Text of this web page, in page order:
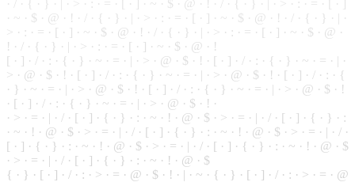
· / · { · } · | · > · : ·
· [ · ] · ~ · $ · @ · ! · / · { · } · | · > · : · = · [ · ]
· ~ · $ · @ · ! · / · { · } · | · > · : · = · [ · ] · ~ · $ · @ · ! · / · { · } · | ·
> · : · = · [ · ] · ~ · $ · @ · ! · / · { · } · | · > · : · = · [ · ] · ~ · $ · @ ·
! ·
· { · } · | · > · : · = · [ · ] · ~ · $ · @ · !
[ · ] · / · : · { · } · ~ · = · | · > · @ · $ · ! · [ · ] · / · : · { · } · ~ · = · | ·
> · @ · $ · ! · [ · ] · / · : · { · } · ~ · = · | · > · @ · $ · ! · [ · ] · / · : · {
· } · ~ · = · | · > · @ · $ · ! · [ · ] · / · : · { · } · ~ · = · | · > · @ · $ · !
· [ · ] · / · : · { · } · ~ · = · | · > · @ · $ · ! ·
· > · = · | · / · [ · ] · { · } · : · ~ · ! · @ · $ · > · = · | · / · [ · ] · { · } · :
· ~ · ! · @ · $ · > · = · | · / · [ · ] · { · } · : · ~ · ! · @ · $ · > · = · | · / ·
[ · ] · { · } · : · ~ · ! · @ · $ · > · = · | · / · [ · ] · { · } · : · ~ · ! · @ · $
· > · = · | · / · [ · ] · { · } · : · ~ · ! · @ · $
{ · } · [ · ] · / · : · > · = · @ · $ · ! · | · ~ · { · } · [ · ] · / · : · > · = · @